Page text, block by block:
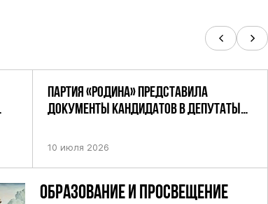
ПАРТИЯ «РОДИНА» ПРЕДСТАВИЛА
ДОКУМЕНТЫ КАНДИДАТОВ В ДЕПУТАТЫ
10 июля 2026
ОБРАЗОВАНИЕ И ПРОСВЕЩЕНИЕ